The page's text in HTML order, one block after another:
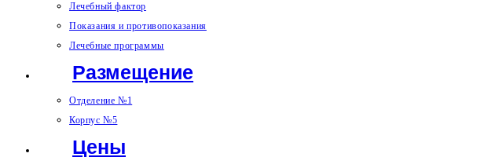
Лечебный фактор
Показания и противопоказания
Лечебные программы
Размещение
Отделение №1
Корпус №5
Цены